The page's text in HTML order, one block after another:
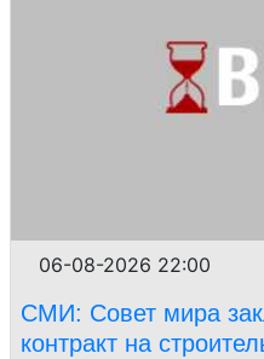
06-08-2026 22:00
СМИ: Совет мира
контракт на